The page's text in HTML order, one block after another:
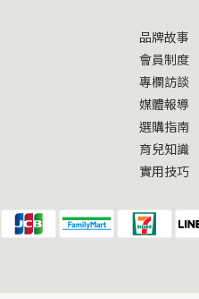
品牌故事
會員制度
專欄訪談
媒體報導
選購指南
育兒知識
實用技巧